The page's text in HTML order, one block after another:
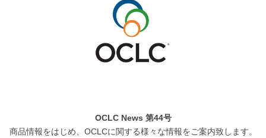
OCLC News 第44号
商品情報をはじめ、OCLCに関する様々な情報をご案内致します。